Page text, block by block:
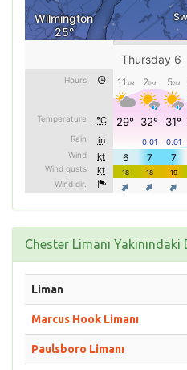
Chester Limanı
Liman
Marcus Hook Limanı
Paulsboro Limanı